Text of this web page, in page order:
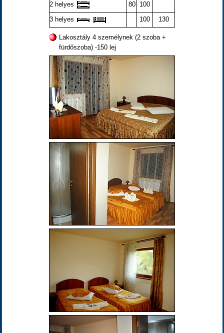
2 helyes
80
100
3 helyes
100 130
Lakosztály 4 személynek (2 szoba +
fürdőszoba) -150 lej